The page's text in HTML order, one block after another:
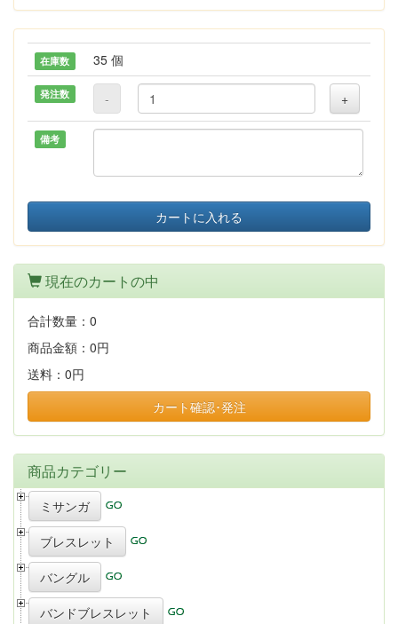
在庫数 35 個
発注数 - +
備考
カートに入れる
現在のカートの中
合計数量： 0
商品金額： 0円
送料： 0円
カート確認･発注
商品カテゴリー
ミサンガ
ブレスレット
バングル
バンドブレスレット